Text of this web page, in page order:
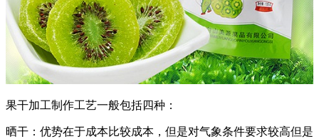
果干加工制作工艺一般包括四种：
晒干：优势在于成本比较成本，但是对气象条件要求较高但是